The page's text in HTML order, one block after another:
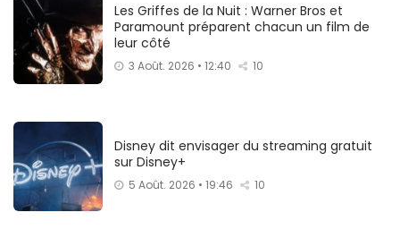
Les Griffes de la Nuit : Warner Bros et
Paramount préparent chacun un film de
leur côté
3 Août. 2026 • 12:40 10
Disney dit envisager du streaming gratuit
sur Disney+
5 Août. 2026 • 19:46 10